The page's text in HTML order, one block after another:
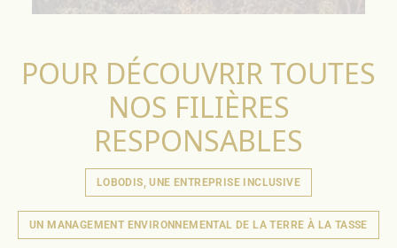
POUR DÉCOUVRIR TOUTES
NOS FILIÈRES
RESPONSABLES
LOBODIS, UNE ENTREPRISE INCLUSIVE
UN MANAGEMENT ENVIRONNEMENTAL DE LA TERRE À LA TASSE